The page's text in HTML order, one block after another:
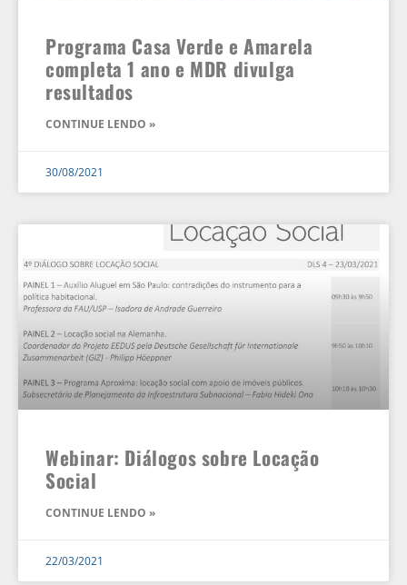
Programa Casa Verde e Amarela
completa 1 ano e MDR divulga
resultados
CONTINUE LENDO »
30/08/2021
Webinar: Diálogos sobre Locação
Social
CONTINUE LENDO »
22/03/2021